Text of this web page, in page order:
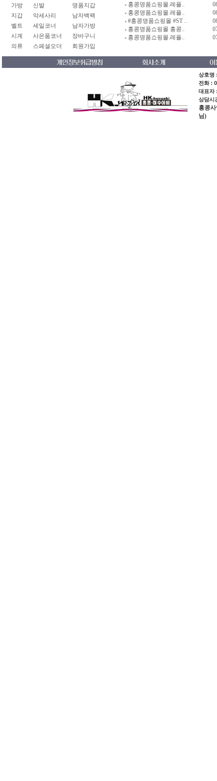
가방 신발
명품지갑
지갑
악세사리
남자백팩
벨트
세일코너
남자가방
시계
사은품코너
장바구니
의류
스페셜오더 회원가입
홍콩명품쇼핑몰.레플..
홍콩명품쇼핑몰.레플..
#홍콩명품쇼핑몰 #ST ..
홍콩명품쇼핑몰 홍콩..
홍콩명품쇼핑몰.레플..
상호명
전화 :
대표자
상담시
홍콩
님)